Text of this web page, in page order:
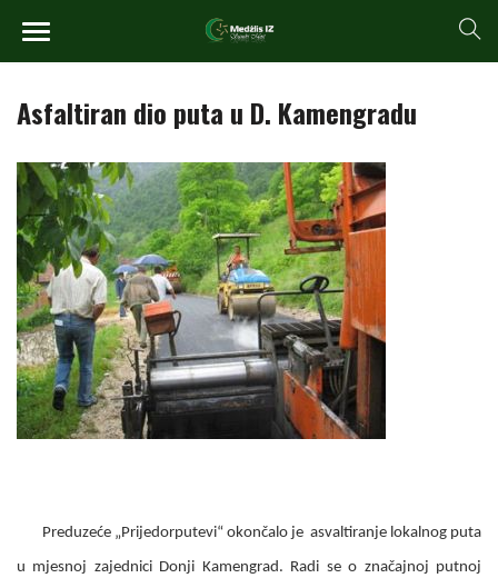
Asfaltiran dio puta u D. Kamengradu
Preduzeće „Prijedorputevi“ okončalo je asvaltiranje lokalnog puta
u mjesnoj zajednici Donji Kamengrad. Radi se o značajnoj putnoj